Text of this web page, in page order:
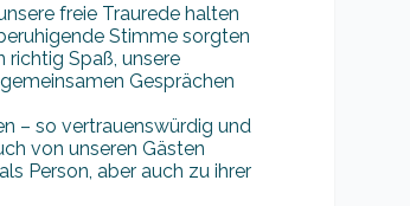
freie Traurede halten
Stimme sorgten
Spaß, unsere
Gesprächen
– so vertrauenswürdig und
von unseren Gästen
Person, aber auch zu ihrer